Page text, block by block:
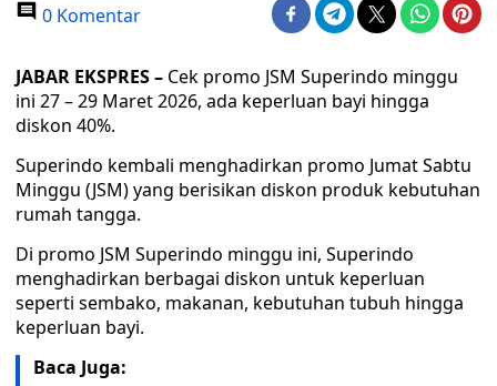
0 Komentar
JABAR EKSPRES – Cek promo JSM Superindo minggu
ini 27 – 29 Maret 2026, ada keperluan bayi hingga
diskon 40%.
Superindo kembali menghadirkan promo Jumat Sabtu
Minggu (JSM) yang berisikan diskon produk kebutuhan
rumah tangga.
Di promo JSM Superindo minggu ini, Superindo
menghadirkan berbagai diskon untuk keperluan
seperti sembako, makanan, kebutuhan tubuh hingga
keperluan bayi.
Baca Juga: